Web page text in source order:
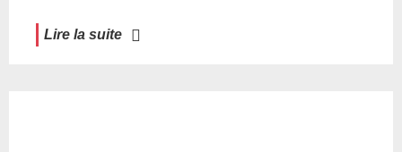
Lire la suite